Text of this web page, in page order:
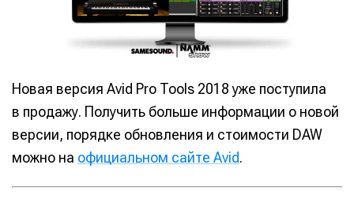
Новая версия Avid Pro Tools 2018 уже поступила
в продажу. Получить больше информации о новой
версии, порядке обновления и стоимости DAW
можно на официальном сайте Avid.